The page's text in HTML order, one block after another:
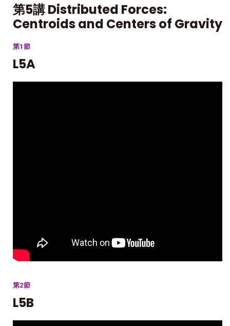
第5講 Distributed Forces:
Centroids and Centers of Gravity
第1節
L5A
第2節
L5B